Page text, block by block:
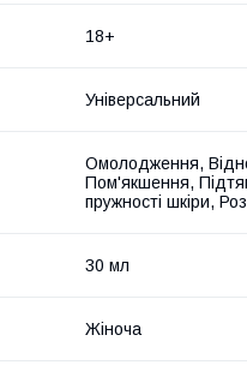
18+
Універсальний
Омолодження,
Пом'якшення,
пружності шкіри,
30 мл
Жіноча